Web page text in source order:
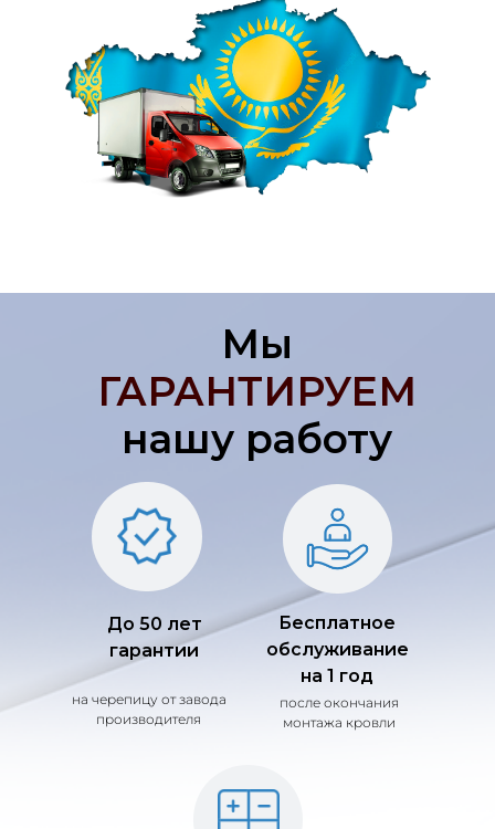
Мы
ГАРАНТИРУЕМ
нашу работу
До 50 лет
гарантии
на черепицу от завода
производителя
Бесплатное
обслуживание
на 1 год
после окончания
монтажа кровли